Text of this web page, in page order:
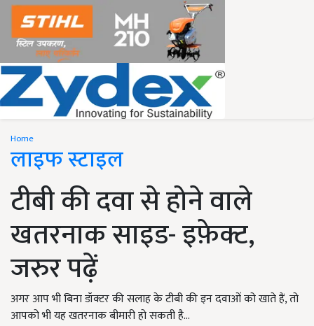
Home
लाइफ स्टाइल
टीबी की दवा से होने वाले
खतरनाक साइड- इफ़ेक्ट,
जरुर पढ़ें
अगर आप भी बिना डॉक्टर की सलाह के टीबी की इन दवाओं को खाते हैं, तो
आपको भी यह खतरनाक बीमारी हो सकती है...